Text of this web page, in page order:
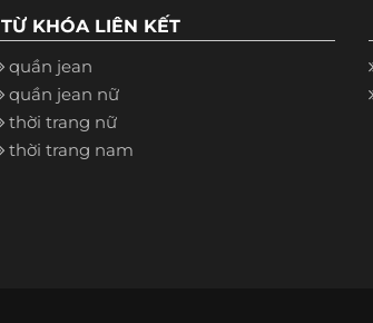
TỪ KHÓA LIÊN KẾT
quần jean
quần jean nữ
thời trang nữ
thời trang nam